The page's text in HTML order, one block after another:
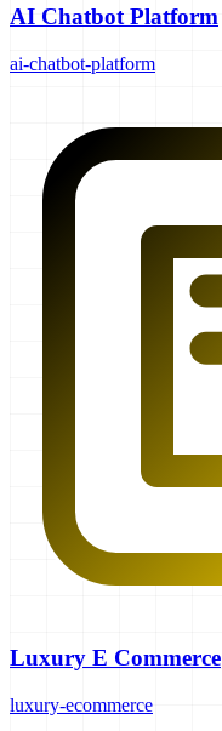
AI Chatbot Platform
ai-chatbot-platform
Luxury E Commerce
luxury-ecommerce